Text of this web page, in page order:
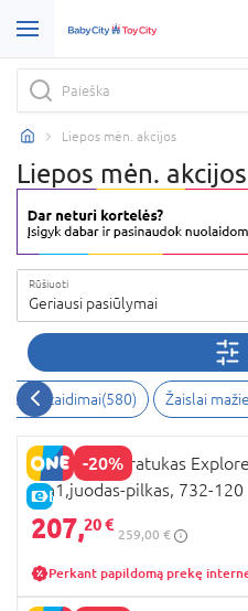
Liepos mėn. akcijos
Liepos mėn. akcijos
Rūšiuoti
Geriausi pasiūlymai
žaidimai(580) Žaislai
-20%
E-KAINA
GLOBBER triratukas
4in1,juodas-pilkas, 732-120
207,20 €
259,00 €
Perkant papildomą prekę